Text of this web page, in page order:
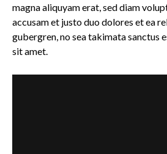
magna aliquyam erat, sed diam
accusam et justo duo dolores et ea
gubergren, no sea takimata sanctus
sit amet.